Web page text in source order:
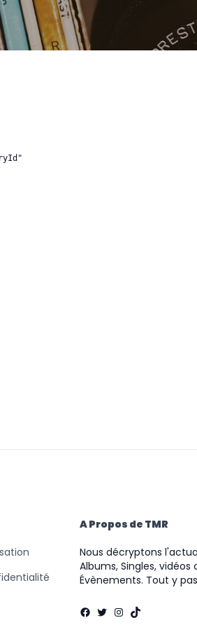
A Propos de TMR
Nous décryptons
Albums, Singles, vidéos
Évènements. Tout y
Facebook
Twitter
Instagram
TikTok